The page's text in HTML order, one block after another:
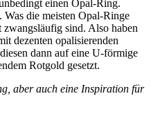
einen Opal-Ring.
Was die meisten Opal-Ringe
zwangsläufig sind. Also haben
dezenten opalisierenden
dann auf eine U-förmige
Rotgold gesetzt.
aber auch eine Inspiration für